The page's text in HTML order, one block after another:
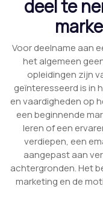
deel te
Voor deelname aan
het algemeen
opleidingen zijn
geïnteresseerd is in
en vaardigheden op
een beginnende
leren of een
verdiepen, een
aangepast aan
achtergronden. Het
marketing en de